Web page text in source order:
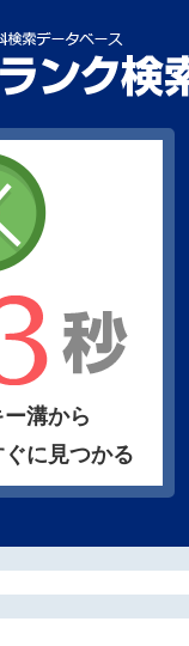
溝から
に見つかる